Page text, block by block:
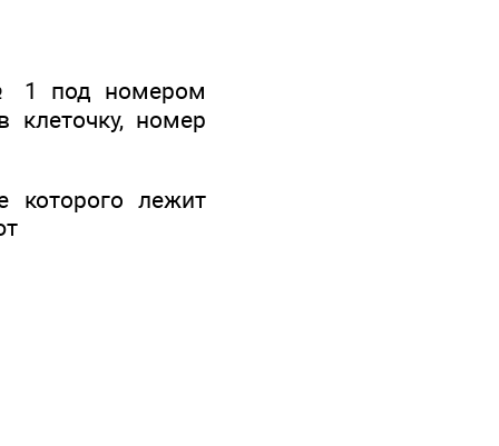
1 под номером
клеточку, номер
которого лежит